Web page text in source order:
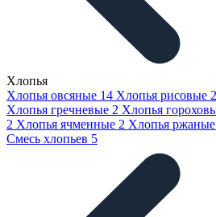
Хлопья
Хлопья овсяные 14 Хлопья рисовые 2
Хлопья гречневые 2 Хлопья
2 Хлопья ячменные 2 Хлопья ржаные
Смесь хлопьев 5